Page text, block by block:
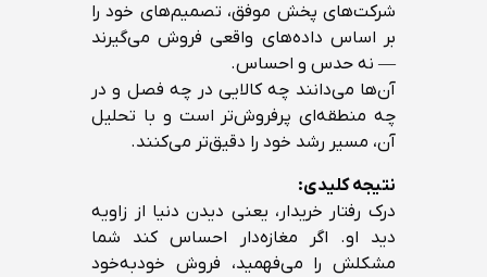
شرکت‌های پخش موفق، تصمیم‌های خود را
بر اساس داده‌های واقعی فروش می‌گیرند
— نه حدس و احساس.
آن‌ها می‌دانند چه کالایی در چه فصل و در
چه منطقه‌ای پرفروش‌تر است و با تحلیل
آن، مسیر رشد خود را دقیق‌تر می‌کنند.
نتیجه کلیدی:
درک رفتار خریدار، یعنی دیدن دنیا از زاویه
دید او. اگر مغازه‌دار احساس کند شما
مشکلش را می‌فهمید، فروش خودبه‌خود